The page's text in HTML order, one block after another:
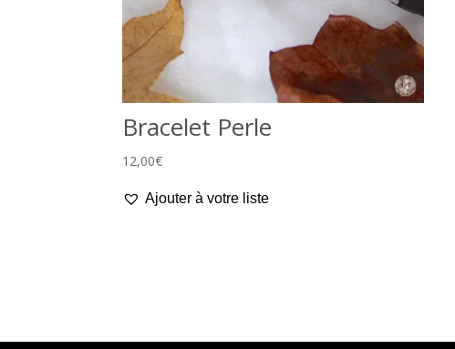
Bracelet Perle
12,00€
Ajouter à votre liste